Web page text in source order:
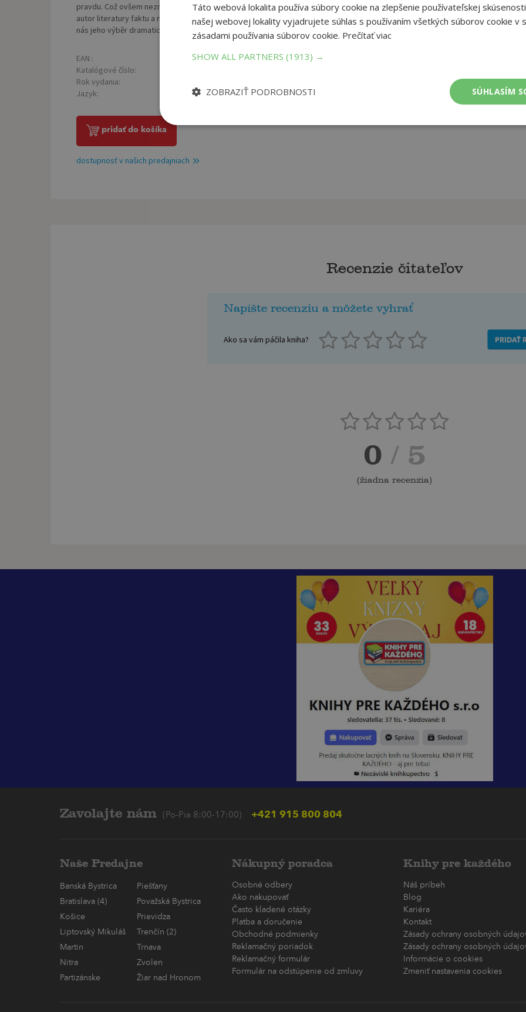
pravdu. Což ovšem neznamená, že se o hledání takových zlomků skryté pravdy nebudeme stále pokoušet. Zkušený
autor literatury faktu a neotřelých detektivek Roman Cílek se o to ve svých knihách snaží již mnoho let, a ani tentokrát
nás jeho výběr dramatických pohledů pod povrch historického dění nezklame.
EAN : 9788020618320
Katalógové číslo:
Rok vydania:
Jazyk: slovenský
Počet strán:
Hmotnosť:
pridať do košíka
dostupnosť v našich predajniach
Recenzie čitateľov
Napíšte recenziu a môžete vyhrať
Ako sa vám páčila kniha? PRIDAŤ
0 / 5
(žiadna recenzia)
Zavolajte nám (Po-Pia 8:00-17:00) +421 915 800 804
Naše Predajne
Banská Bystrica
Piešťany
Bratislava (4)
Považská Bystrica
Košice
Prievidza
Liptovský Mikuláš
Trenčín (2)
Martin
Trnava
Nitra
Zvolen
Partizánske
Žiar nad Hronom
Nákupný poradca
Osobné odbery
Ako nakupovať
Často kladené otázky
Platba a doručenie
Obchodné podmienky
Reklamačný poriadok
Reklamačný formulár
Formulár na odstúpenie od zmluvy
Knihy pre každého
Náš príbeh
Blog
Kariéra
Kontakt
Zásady ochrany osobných
Zásady ochrany osobných
Informácie o cookies
Zmeniť nastavenia cookies
Táto webová lokalita používa súbory cookie na zlepšenie používateľskej
našej webovej lokality vyjadrujete súhlas s používaním všetkých súborov cookie v
zásadami používania súborov cookie. Prečítať viac
SHOW ALL PARTNERS (1913) →
SÚHLASÍM
ZOBRAZIŤ PODROBNOSTI